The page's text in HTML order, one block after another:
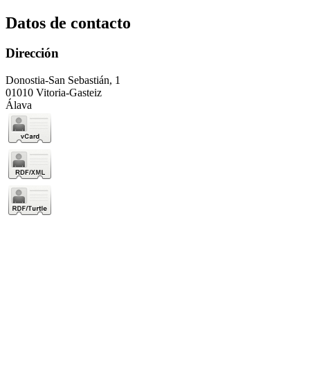
Datos de contacto
Dirección
Donostia-San Sebastián, 1
01010 Vitoria-Gasteiz
Álava